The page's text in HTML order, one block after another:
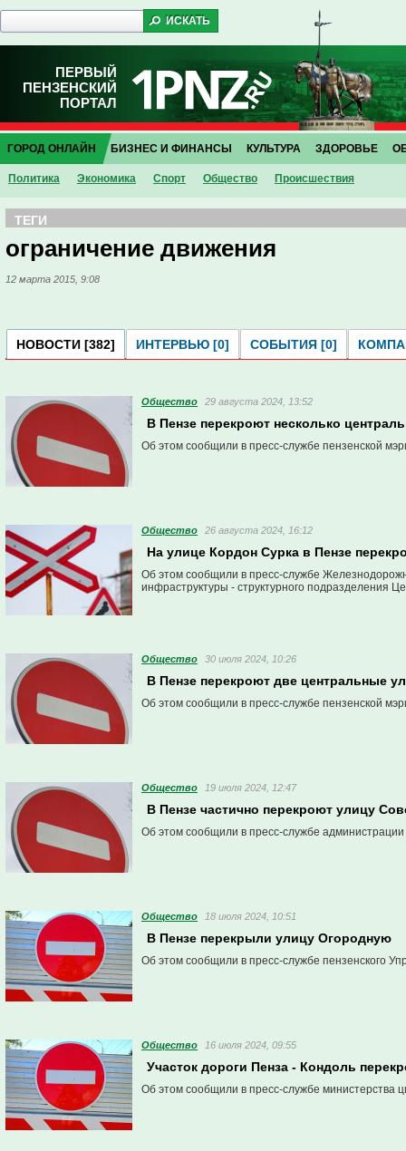
ПЕРВЫЙ
ПЕНЗЕНСКИЙ
ПОРТАЛ
ГОРОД ОНЛАЙН
Политика Экономика Спорт Общество Проиcшествия
БИЗНЕС И ФИНАНСЫ КУЛЬТУРА ЗДОРОВЬЕ
ТЕГИ
ограничение движения
12 марта 2015, 9:08
НОВОСТИ [382] ИНТЕРВЬЮ [0] СОБЫТИЯ [0]
Общество 29 августа 2024, 13:52
В Пензе перекроют несколько
Об этом сообщили в пресс-службе пензенской
Общество 26 августа 2024, 16:12
На улице Кордон Сурка в Пензе
Об этом сообщили в пресс-службе
инфраструктуры - структурного
Общество 30 июля 2024, 10:26
В Пензе перекроют две центральные
Об этом сообщили в пресс-службе пензенской
Общество 19 июля 2024, 12:47
В Пензе частично перекроют улицу
Об этом сообщили в пресс-службе
Общество 18 июля 2024, 10:51
В Пензе перекрыли улицу Огородную
Об этом сообщили в пресс-службе пензенского
Общество 16 июля 2024, 09:55
Участок дороги Пенза - Кондоль
Об этом сообщили в пресс-службе министерства